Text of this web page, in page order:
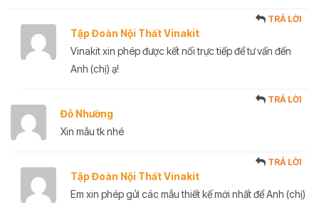
Tập Đoàn Nội Thất Vinakit
TRẢ LỜI
Vinakit xin phép được kết nối trực tiếp để tư vấn đến
Anh (chị) ạ!
Đỗ Nhường
TRẢ LỜI
Xin mẫu tk nhé
Tập Đoàn Nội Thất Vinakit
TRẢ LỜI
Em xin phép gửi các mẫu thiết kế mới nhất để Anh (chị)